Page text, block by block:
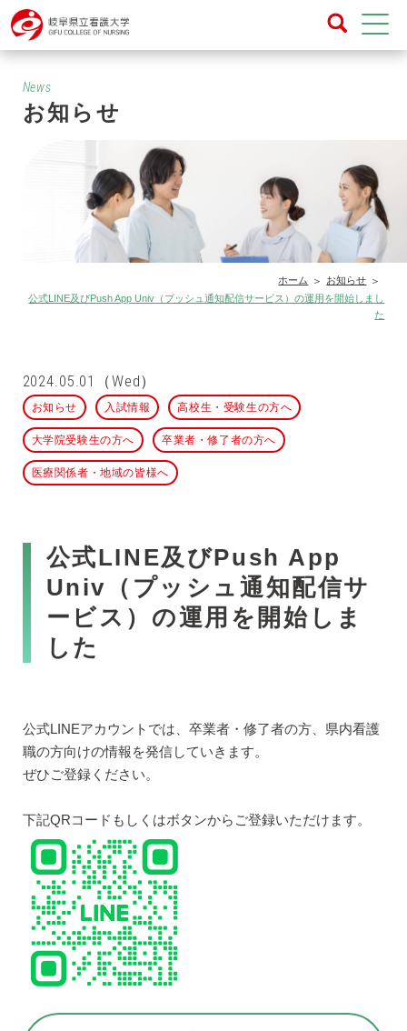
News
お知らせ
ホーム
お知らせ
公式LINE及びPush App Univ（プッシュ通知配信サービス）の運用を開始しまし
た
2024.05.01（Wed）
お知らせ 入試情報 高校生・受験生の方へ
大学院受験生の方へ 卒業者・修了者の方へ
医療関係者・地域の皆様へ
公式LINE及びPush App
Univ（プッシュ通知配信サ
ービス）の運用を開始しま
した
公式LINEアカウントでは、卒業者・修了者の方、県内看護
職の方向けの情報を発信していきます。
ぜひご登録ください。
下記QRコードもしくはボタンからご登録いただけます。